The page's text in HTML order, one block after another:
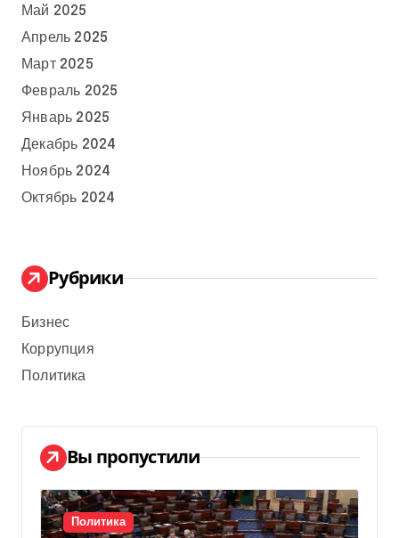
Май 2025
Апрель 2025
Март 2025
Февраль 2025
Январь 2025
Декабрь 2024
Ноябрь 2024
Октябрь 2024
Рубрики
Бизнес
Коррупция
Политика
Вы пропустили
Политика